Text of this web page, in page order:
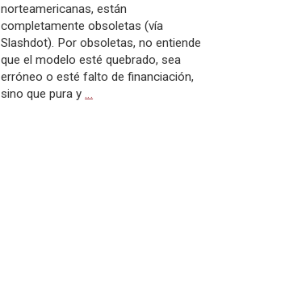
norteamericanas, están
completamente obsoletas (vía
Slashdot). Por obsoletas, no entiende
que el modelo esté quebrado, sea
erróneo o esté falto de financiación,
sino que pura y…